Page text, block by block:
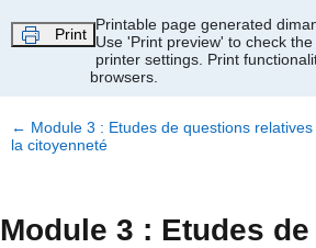
Print
Printable page generated
Use 'Print preview' to check
printer settings. Print
browsers.
← Module 3 : Etudes de questions
la citoyenneté
Module 3 : Etudes